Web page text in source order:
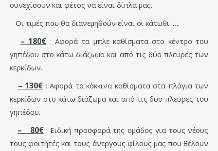
συνεχίσουν και φέτος να είναι δίπλα μας.
Οι τιμές που θα διανεμηθούν είναι οι κάτωθι :….
– 180€ : Αφορά τα μπλε καθίσματα στο κέντρο του
γηπέδου στο κάτω διάζωμα και από τις δύο πλευρές των
κερκίδων.
– 130€ : Αφορά τα κόκκινα καθίσματα στα πλάγια των
κερκίδων στο κάτω διάζωμα και από τις δύο πλευρές του
γηπέδου.
– 80€: Ειδική προσφορά της ομάδος για τους νέους
τους φοιτητές και τους άνεργους φίλους μας που θέλουν